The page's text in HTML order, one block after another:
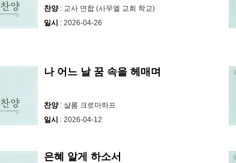
찬양: 교사 연합 (사무엘 교회 학교)
일시 : 2026-04-26
나 어느 날 꿈 속을 헤매며
찬양: 샬롬 크로마하프
일시 : 2026-04-12
은혜 알게 하소서